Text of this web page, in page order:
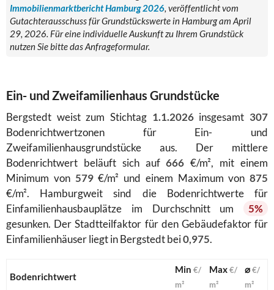
Immobilienmarktbericht Hamburg 2026, veröffentlicht vom
Gutachterausschuss für Grundstückswerte in Hamburg am April
29, 2026. Für eine individuelle Auskunft zu Ihrem Grundstück
nutzen Sie bitte das Anfrageformular.
Ein- und Zweifamilienhaus Grundstücke
Bergstedt weist zum Stichtag 1.1.2026insgesamt 307
Bodenrichtwertzonen für Ein- und
Zweifamilienhausgrundstücke aus. Der mittlere
Bodenrichtwert beläuft sich auf666 €/m², mit einem
Minimum von 579€/m² und einem Maximum von 875
€/m². Hamburgweit sind die Bodenrichtwerte für
Einfamilienhausbauplätze im Durchschnitt um
5%
gesunken. Der Stadtteilfaktor für den Gebäudefaktor für
Einfamilienhäuser liegt in Bergstedt bei0,975.
Bodenrichtwert
Min €/
m²
Max€/
m²
⌀€/
m²